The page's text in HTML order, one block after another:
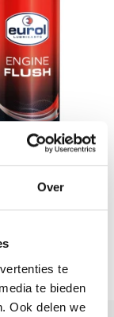
Over
te
te bieden
Ook delen we
Flush
58,08